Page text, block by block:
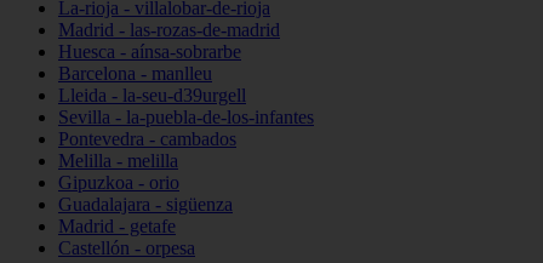
La-rioja - villalobar-de-rioja
Madrid - las-rozas-de-madrid
Huesca - aínsa-sobrarbe
Barcelona - manlleu
Lleida - la-seu-d39urgell
Sevilla - la-puebla-de-los-infantes
Pontevedra - cambados
Melilla - melilla
Gipuzkoa - orio
Guadalajara - sigüenza
Madrid - getafe
Castellón - orpesa